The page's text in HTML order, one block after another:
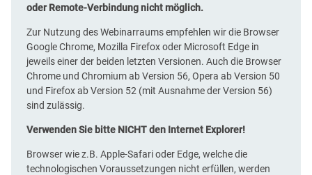
oder Remote-Verbindung nicht möglich.
Zur Nutzung des Webinarraums empfehlen wir die Browser
Google Chrome, Mozilla Firefox oder Microsoft Edge in
jeweils einer der beiden letzten Versionen. Auch die Browser
Chrome und Chromium ab Version 56, Opera ab Version 50
und Firefox ab Version 52 (mit Ausnahme der Version 56)
sind zulässig.
Verwenden Sie bitte NICHT den Internet Explorer!
Browser wie z.B. Apple-Safari oder Edge, welche die
technologischen Voraussetzungen nicht erfüllen, werden